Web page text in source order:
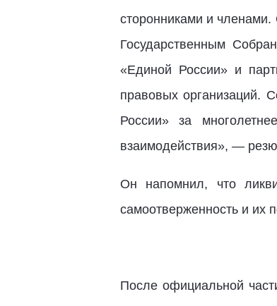
сторонниками и
Государственным
«Единой России» и
правовых организаций.
России» за
взаимодействия», —
Он напомнил, что
самоотверженность и их
После официальной